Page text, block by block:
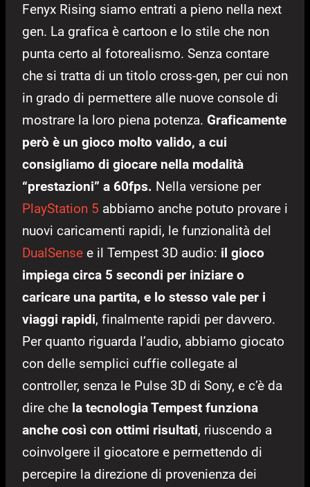
Fenyx Rising siamo entrati a pieno nella next
gen. La grafica è cartoon e lo stile che non
punta certo al fotorealismo. Senza contare
che si tratta di un titolo cross-gen, per cui non
in grado di permettere alle nuove console di
mostrare la loro piena potenza. Graficamente
però è un gioco molto valido, a cui
consigliamo di giocare nella modalità
“prestazioni” a 60fps. Nella versione per
PlayStation 5 abbiamo anche potuto provare i
nuovi caricamenti rapidi, le funzionalità del
DualSense e il Tempest 3D audio: il gioco
impiega circa 5 secondi per iniziare o
caricare una partita, e lo stesso vale per i
viaggi rapidi, finalmente rapidi per davvero.
Per quanto riguarda l’audio, abbiamo giocato
con delle semplici cuffie collegate al
controller, senza le Pulse 3D di Sony, e c’è da
dire che la tecnologia Tempest funziona
anche così con ottimi risultati, riuscendo a
coinvolgere il giocatore e permettendo di
percepire la direzione di provenienza dei